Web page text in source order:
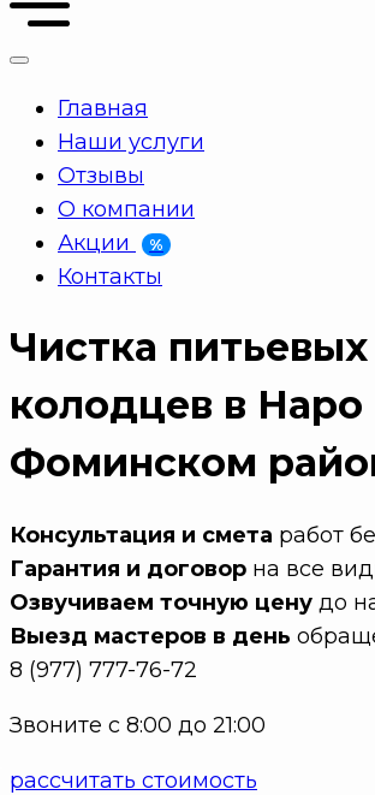
Главная
Наши услуги
Отзывы
О компании
Акции
%
Контакты
Чистка питьевых
колодцев в Наро
Фоминском
Консультация и смета работ
Гарантия и договор на все
Озвучиваем точную цену до
Выезд мастеров в день
8 (977) 777-76-72
Звоните с 8:00 до 21:00
рассчитать стоимость